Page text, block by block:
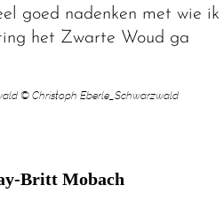
goed nadenken met wie ik
het Zwarte Woud ga
© Christoph Eberle_Schwarzwald
Britt Mobach